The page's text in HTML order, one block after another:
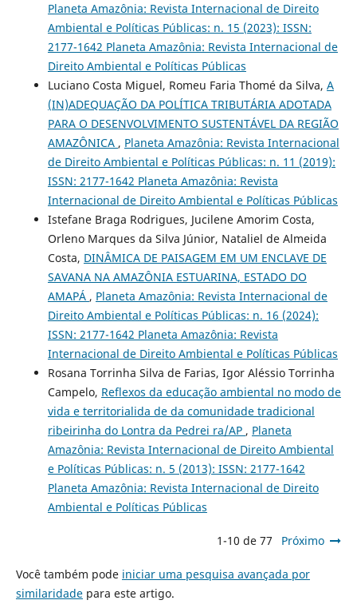
Planeta Amazônia: Revista Internacional de Direito
Ambiental e Políticas Públicas: n. 15 (2023): ISSN:
2177-1642 Planeta Amazônia: Revista Internacional de
Direito Ambiental e Políticas Públicas
Luciano Costa Miguel, Romeu Faria Thomé da Silva, A
(IN)ADEQUAÇÃO DA POLÍTICA TRIBUTÁRIA ADOTADA
PARA O DESENVOLVIMENTO SUSTENTÁVEL DA REGIÃO
AMAZÔNICA , Planeta Amazônia: Revista Internacional
de Direito Ambiental e Políticas Públicas: n. 11 (2019):
ISSN: 2177-1642 Planeta Amazônia: Revista
Internacional de Direito Ambiental e Políticas Públicas
Istefane Braga Rodrigues, Jucilene Amorim Costa,
Orleno Marques da Silva Júnior, Nataliel de Almeida
Costa, DINÂMICA DE PAISAGEM EM UM ENCLAVE DE
SAVANA NA AMAZÔNIA ESTUARINA, ESTADO DO
AMAPÁ , Planeta Amazônia: Revista Internacional de
Direito Ambiental e Políticas Públicas: n. 16 (2024):
ISSN: 2177-1642 Planeta Amazônia: Revista
Internacional de Direito Ambiental e Políticas Públicas
Rosana Torrinha Silva de Farias, Igor Aléssio Torrinha
Campelo, Reflexos da educação ambiental no modo de
vida e territorialida de da comunidade tradicional
ribeirinha do Lontra da Pedrei ra/AP , Planeta
Amazônia: Revista Internacional de Direito Ambiental
e Políticas Públicas: n. 5 (2013): ISSN: 2177-1642
Planeta Amazônia: Revista Internacional de Direito
Ambiental e Políticas Públicas
1-10 de 77 Próximo
Você também pode iniciar uma pesquisa avançada por
similaridadepara este artigo.